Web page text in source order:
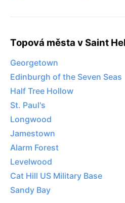
Topová města v Saint
Georgetown
Edinburgh of the Seven Seas
Half Tree Hollow
St. Paul's
Longwood
Jamestown
Alarm Forest
Levelwood
Cat Hill US Military Base
Sandy Bay